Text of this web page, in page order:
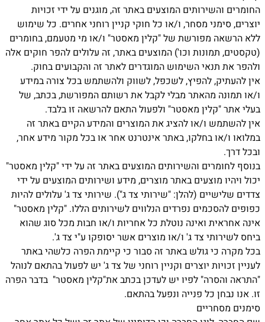
החומרים והשירותים המוצעים באתר זה, מוגנים על ידי זכויות
יוצרים, סימני מסחר, ו/או כל חוקי קניין רוחני אחרים. כל שימוש
ללא הרשאה מפורשת של "קלין מאסטר" ו/או מי מטעמם, בחומרים
(טקסטים, תמונות וכו') המוצעים באתר, זה עלולים להפר חוקים אלה
ולהפר את תנאי השימוש המוגדרים לאתר זה והקבועים בחוק.
אין להעתיק, להפיץ, לשכפל, לשווק ולהשתמש בכל צורה במידע
ו/או תמונה מהאתר מבלי לקבל את רשותם המפורשת, בכתב, של
בעלי אתר "קלין מאסטר" ולפעול התאם להרשאה זו בלבד.
אין להשתמש ו/או להציג את המוצרים והמידע הקיים באתר זה
במלואו ו/או בחלקו, באתר אינטרנט אחר או בכל מקור מידע אחר,
ובכל דרך.
בנוסף לחומרים והשירותים המוצעים באתר זה על ידי "קלין מאסטר"
יכול ויהיו מוצעים באתר מוצרים, מידע ושירותים המוצעים על ידי
צדדים שלישיים (להלן: "שירותי צד ג"). שירותי צד ג' עלולים להיות
כפופים להסכמים נפרדים הנלווים לשירותים הללו. "קלין מאסטר"
אינה אחראית ואינה נוטלת כל אחריות ו/או חבות מכל סוג שהוא
ביחס לשירותי צד ג' ו/או מוצרים אשר יסופקו ע"י צד ג'.
בכל מקרה כי גולש באתר זה סבור כי קיימת הפרה כלשהי באתר
לעניין זכויות יוצרים וקניין רוחני של צד ג' יש לפעול בהתאם לנוהל
"התראה והסרה" לפיו יש לעדכן בכתב את"קלין מאסטר" בדבר הפרה
זו. אנו נבחן כל פנייה ונפעל בהתאם.
סימנים מסחריים